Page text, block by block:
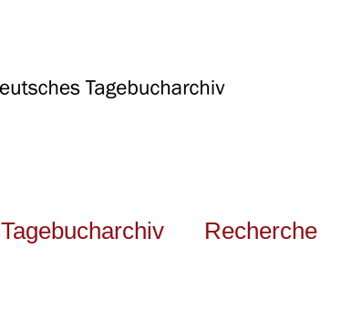
Tagebucharchiv Recherche